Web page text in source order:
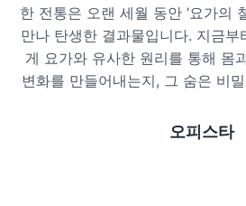
프라이빗 스파
호텔 스파
한 전통은 오랜 세월 동안 ‘요가의
만나 탄생한 결과물입니다. 지금부
게 요가와 유사한 원리를 통해 몸
변화를 만들어내는지, 그 숨은 비
오피스타